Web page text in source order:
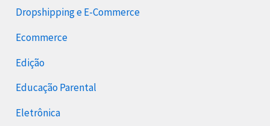
Dropshipping e E-Commerce
Ecommerce
Edição
Educação Parental
Eletrônica